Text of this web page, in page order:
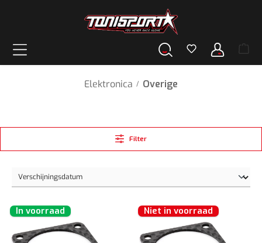
Elektronica / Overige
Filter
In voorraad Niet in voorraad